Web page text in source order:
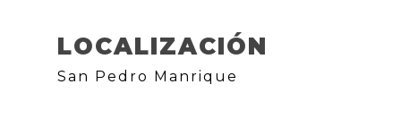
LOCALIZACIÓN
San Pedro Manrique